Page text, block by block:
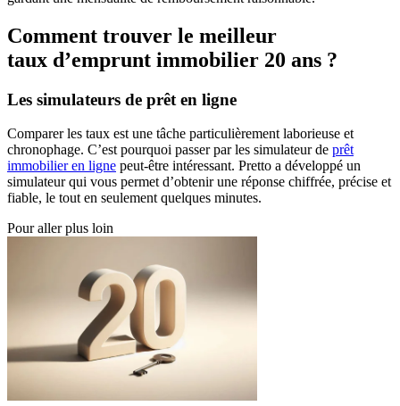
Comment trouver le meilleur
taux d’emprunt immobilier 20 ans ?
Les simulateurs de prêt en ligne
Comparer les taux est une tâche particulièrement laborieuse et
chronophage. C’est pourquoi passer par les simulateur de prêt
immobilier en ligne peut-être intéressant. Pretto a développé un
simulateur qui vous permet d’obtenir une réponse chiffrée, précise et
fiable, le tout en seulement quelques minutes.
Pour aller plus loin